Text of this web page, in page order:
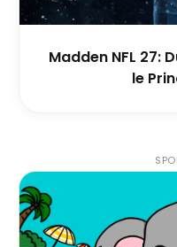
Madden NFL 27:
le